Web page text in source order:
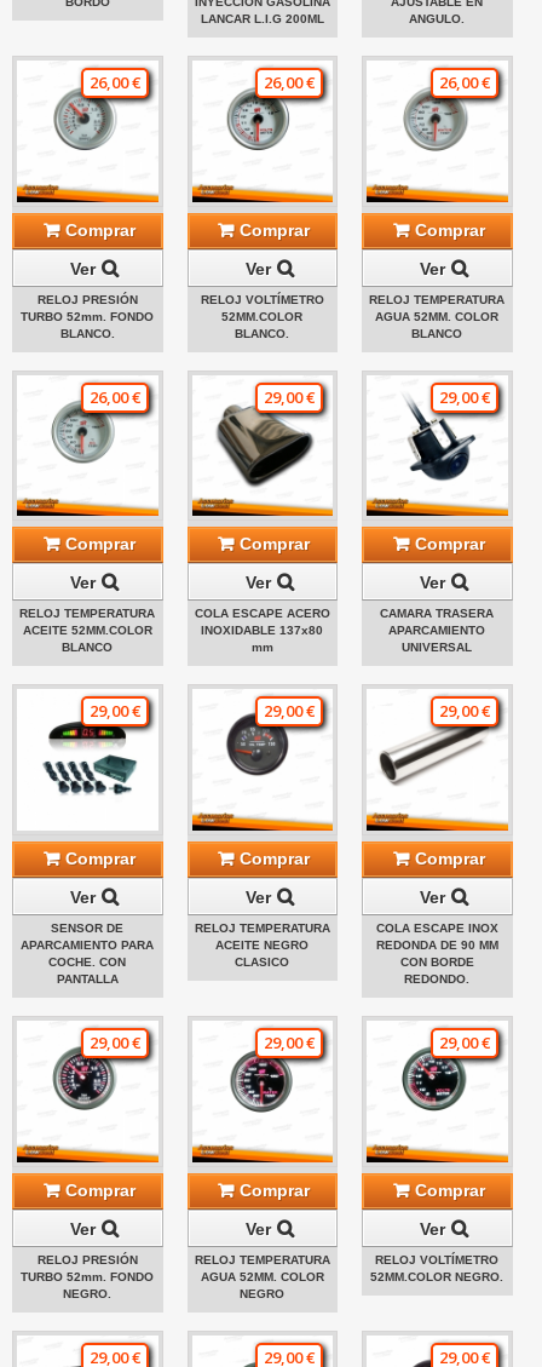
LANCAR L.I.G 200ML
ANGULO.
26,00 €
Comprar
Ver
RELOJ PRESIÓN
TURBO 52mm. FONDO
BLANCO.
26,00 €
Comprar
Ver
RELOJ VOLTÍMETRO
52MM.COLOR
BLANCO.
26,00 €
Comprar
Ver
RELOJ TEMPERATURA
AGUA 52MM. COLOR
BLANCO
26,00 €
Comprar
Ver
RELOJ TEMPERATURA
ACEITE 52MM.COLOR
BLANCO
29,00 €
Comprar
Ver
COLA ESCAPE ACERO
INOXIDABLE 137x80
mm
29,00 €
Comprar
Ver
CAMARA TRASERA
APARCAMIENTO
UNIVERSAL
29,00 €
Comprar
Ver
SENSOR DE
APARCAMIENTO PARA
COCHE. CON
PANTALLA
29,00 €
Comprar
Ver
RELOJ TEMPERATURA
ACEITE NEGRO
CLASICO
29,00 €
Comprar
Ver
COLA ESCAPE INOX
REDONDA DE 90 MM
CON BORDE
REDONDO.
29,00 €
Comprar
Ver
RELOJ PRESIÓN
TURBO 52mm. FONDO
NEGRO.
29,00 €
Comprar
Ver
RELOJ TEMPERATURA
AGUA 52MM. COLOR
NEGRO
29,00 €
Comprar
Ver
RELOJ VOLTÍMETRO
52MM.COLOR NEGRO.
29,00 € 29,00 € 29,00 €